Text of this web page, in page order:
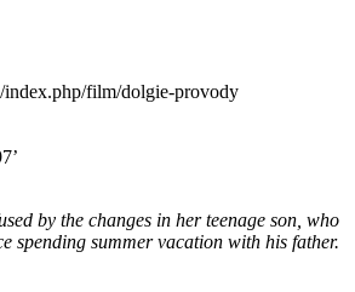
index.php/film/dolgie-provody
by the changes in her teenage son, who
spending summer vacation with his father.